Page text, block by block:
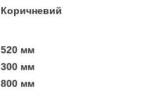
Коричневий
520 мм
300 мм
800 мм